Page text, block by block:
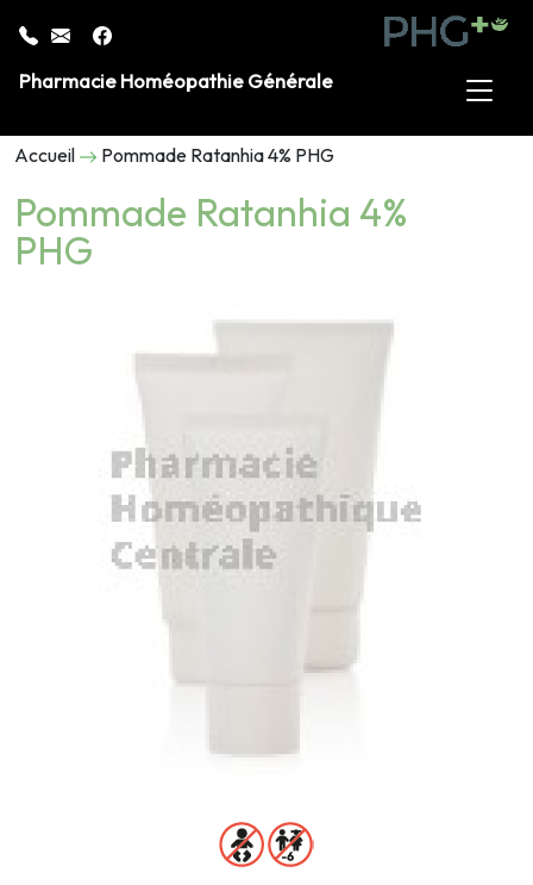
Pharmacie Homéopathie Générale
Accueil Pommade Ratanhia 4% PHG
Pommade Ratanhia 4%
PHG